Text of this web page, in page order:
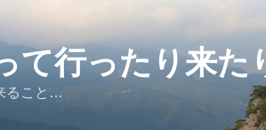
て行ったり来た
ること…